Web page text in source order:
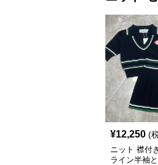
¥12,250 (
ニット 襟付
ライン半袖